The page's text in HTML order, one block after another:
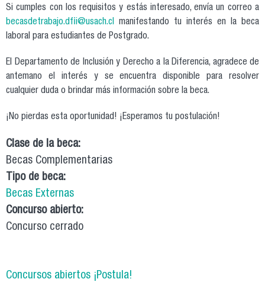
Si cumples con los requisitos y estás interesado, envía un correo a
becasdetrabajo.dfii@usach.cl manifestando tu interés en la beca
laboral para estudiantes de Postgrado.
El Departamento de Inclusión y Derecho a la Diferencia, agradece de
antemano el interés y se encuentra disponible para resolver
cualquier duda o brindar más información sobre la beca.
¡No pierdas esta oportunidad! ¡Esperamos tu postulación!
Clase de la beca:
Becas Complementarias
Tipo de beca:
Becas Externas
Concurso abierto:
Concurso cerrado
Concursos abiertos ¡Postula!